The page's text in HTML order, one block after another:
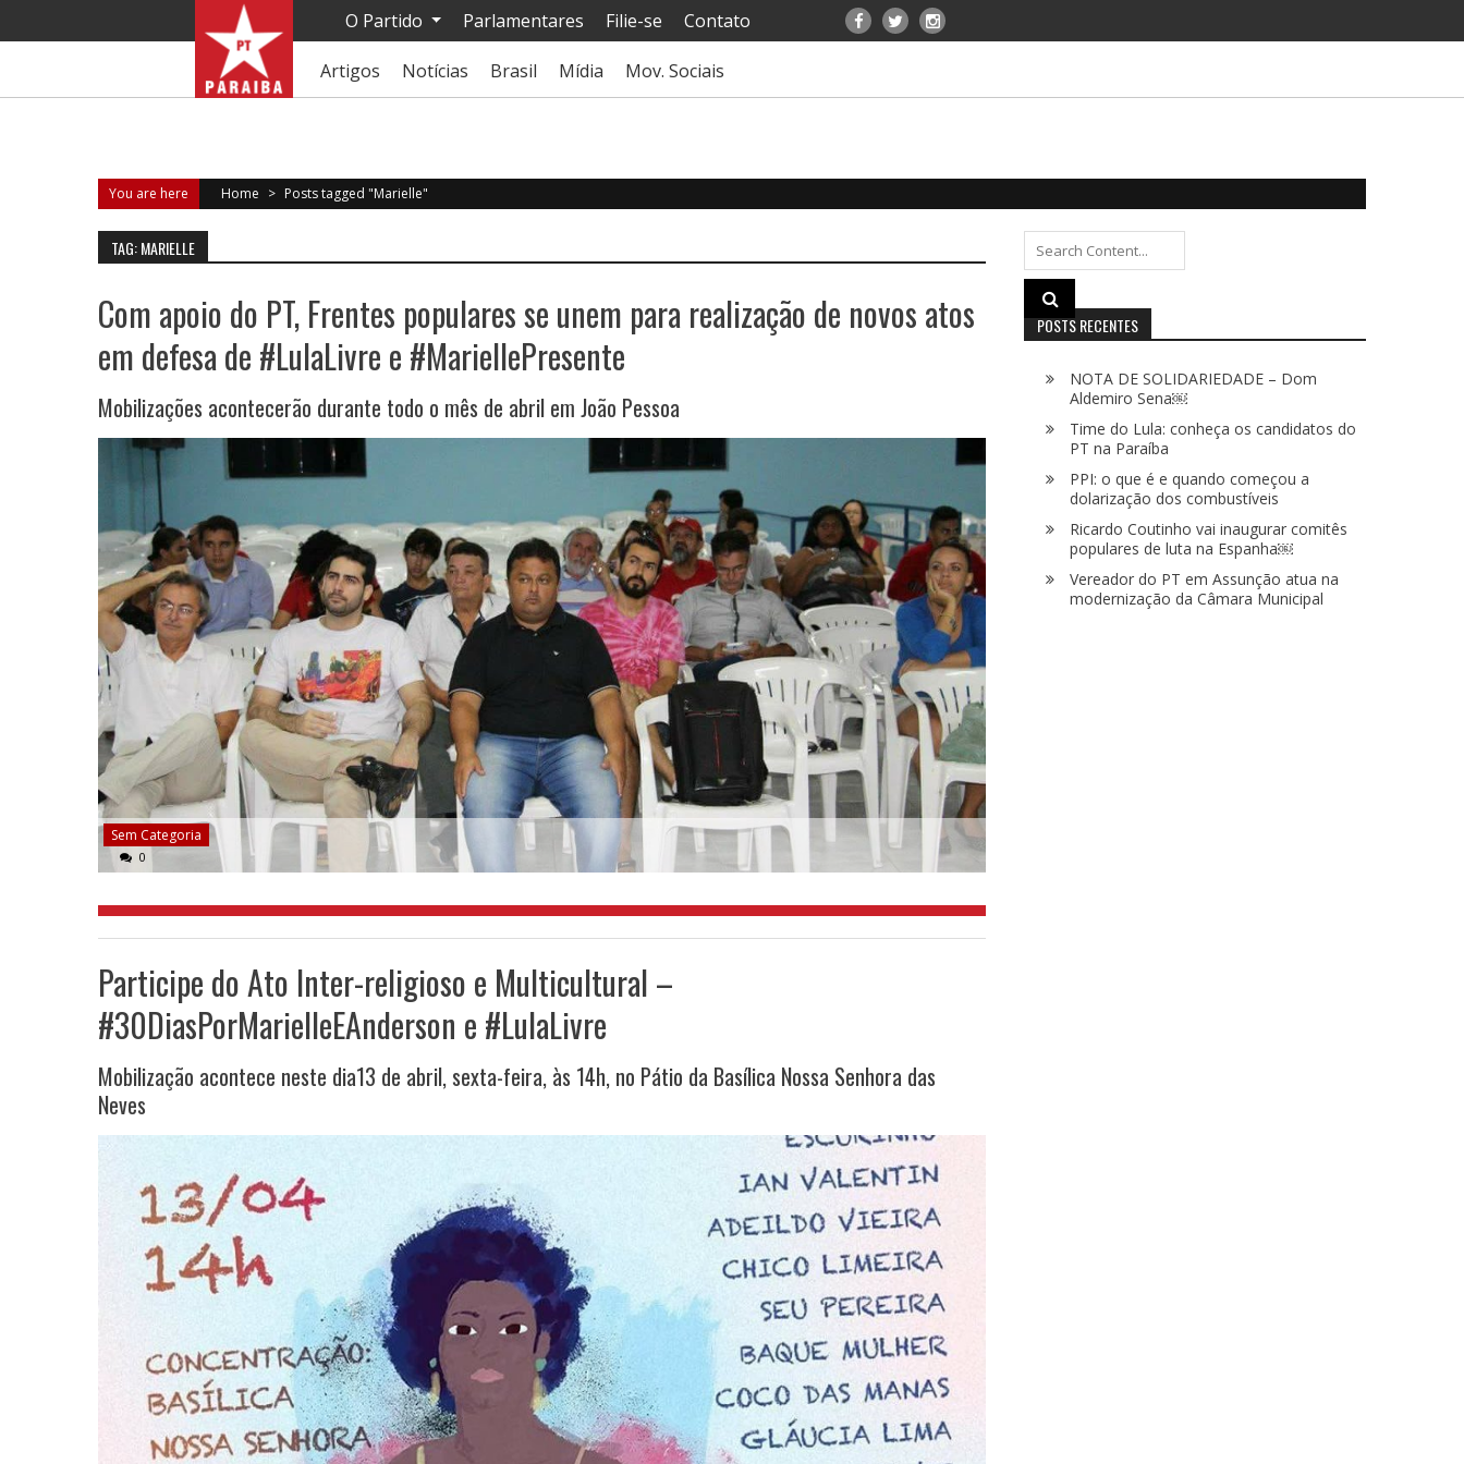
O Partido Parlamentares Filie-se Contato
Artigos Notícias Brasil Mídia Mov. Sociais
You are here Home > Posts tagged "Marielle"
TAG: MARIELLE
Com apoio do PT, Frentes populares se unem para realização de novos atos
em defesa de #LulaLivre e #MariellePresente
Mobilizações acontecerão durante todo o mês de abril em João Pessoa
Sem Categoria
0
Participe do Ato Inter-religioso e Multicultural –
#30DiasPorMarielleEAnderson e #LulaLivre
Mobilização acontece neste dia13 de abril, sexta-feira, às 14h, no Pátio da Basílica Nossa Senhora das
Neves
Search
for:
POSTS RECENTES
NOTA DE SOLIDARIEDADE – Dom
Aldemiro Sena￼
Time do Lula: conheça os candidatos do
PT na Paraíba
PPI: o que é e quando começou a
dolarização dos combustíveis
Ricardo Coutinho vai inaugurar comitês
populares de luta na Espanha￼
Vereador do PT em Assunção atua na
modernização da Câmara Municipal